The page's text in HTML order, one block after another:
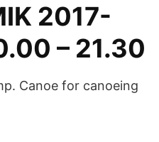
2017-
– 21.30
Canoe for canoeing